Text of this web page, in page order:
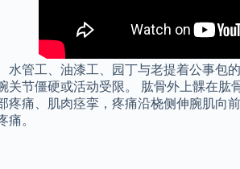
管工、油漆工、园丁与老提着公事
关节僵硬或活动受限。 肱骨外上髁在
痛、肌肉痉挛，疼痛沿桡侧伸腕肌
痛。